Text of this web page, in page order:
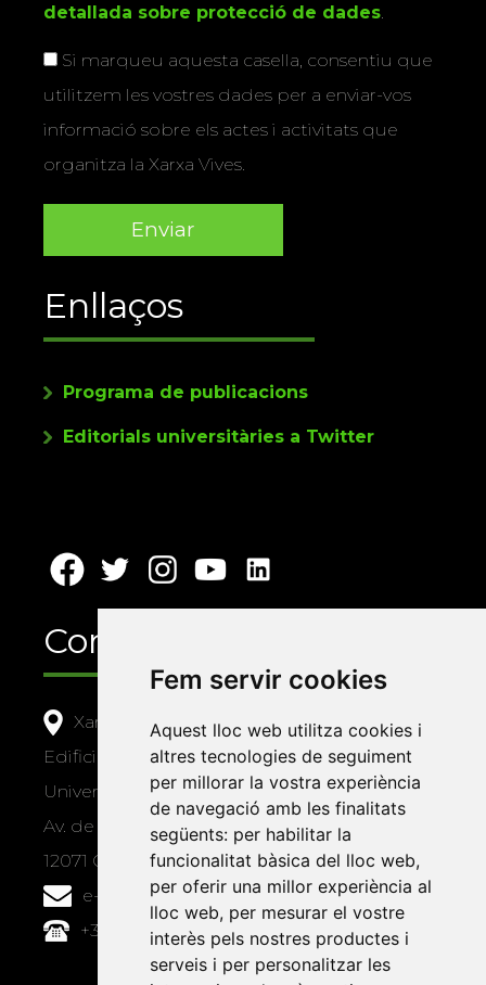
Fem servir cookies
Aquest lloc web utilitza cookies i
altres tecnologies de seguiment
per millorar la vostra experiència
de navegació amb les finalitats
següents: per habilitar la
funcionalitat bàsica del lloc web,
per oferir una millor experiència al
lloc web, per mesurar el vostre
interès pels nostres productes i
serveis i per personalitzar les
detallada sobre protecció de dades
Si marqueu aquesta casella, consentiu que
utilitzem les vostres dades per a enviar-vos
informació sobre els actes i activitats que
organitza la Xarxa Vives.
Enllaços
Programa de publicacions
Editorials universitàries a Twitter
Contacte
Xarxa Vives d'Universitats
Edifici Àgora
Universitat Jaume I, local 10
Av. de Vicent Sos Baynat, s/n
12071 Castelló de la Plana
e-buc@vives.org
+34 964 72 89 93